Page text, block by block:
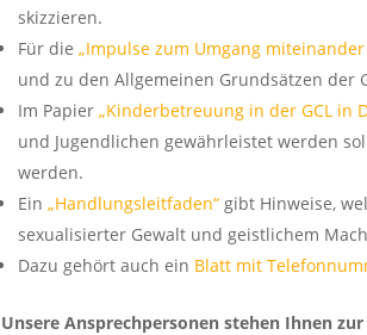
skizzieren.
Für die„Impulse zum Umgang miteinander
und zu den Allgemeinen Grundsätzen der
Im Papier„Kinderbetreuung in der GCL in
und Jugendlichen gewährleistet werden
werden.
Ein„Handlungsleitfaden“ gibt Hinweise,
sexualisierter Gewalt und geistlichem
Dazu gehört auch ein Blatt mit
Unsere Ansprechpersonen stehen Ihnen